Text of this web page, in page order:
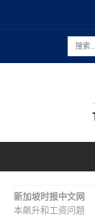
新加坡时报中文网
本飙升和工资问题